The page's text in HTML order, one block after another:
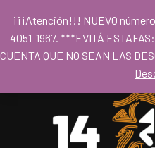
- Horario
¡¡¡Atención!!! NUEVO
4051-1967. ***EVITÁ
CUENTA QUE NO SEAN LAS